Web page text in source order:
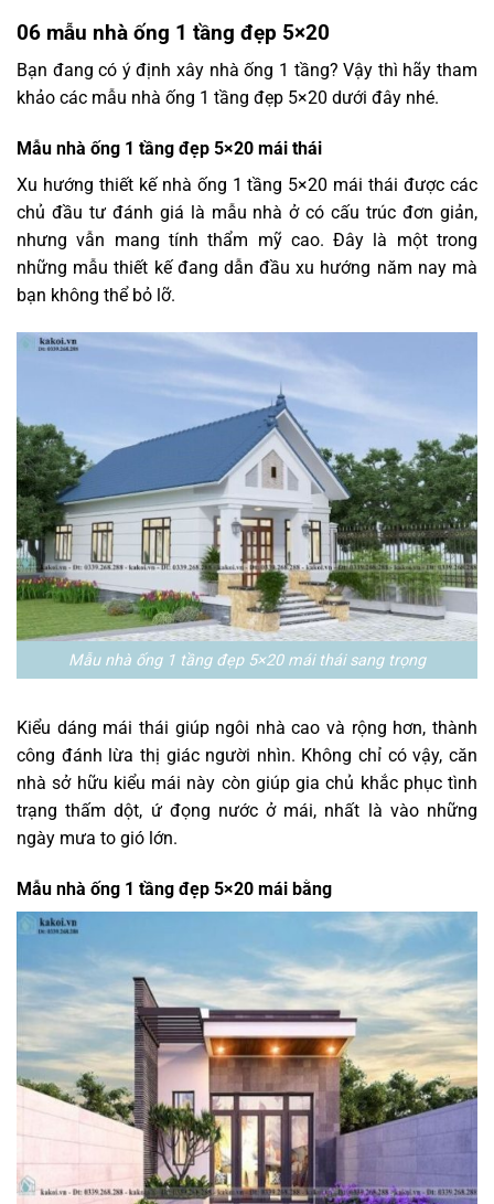
06 mẫu nhà ống 1 tầng đẹp 5×20
Bạn đang có ý định xây nhà ống 1 tầng? Vậy thì hãy tham
khảo các mẫu nhà ống 1 tầng đẹp 5×20 dưới đây nhé.
Mẫu nhà ống 1 tầng đẹp 5×20 mái thái
Xu hướng thiết kế nhà ống 1 tầng 5×20 mái thái được các
chủ đầu tư đánh giá là mẫu nhà ở có cấu trúc đơn giản,
nhưng vẫn mang tính thẩm mỹ cao. Đây là một trong
những mẫu thiết kế đang dẫn đầu xu hướng năm nay mà
bạn không thể bỏ lỡ.
Mẫu nhà ống 1 tầng đẹp 5×20 mái thái sang trọng
Kiểu dáng mái thái giúp ngôi nhà cao và rộng hơn, thành
công đánh lừa thị giác người nhìn. Không chỉ có vậy, căn
nhà sở hữu kiểu mái này còn giúp gia chủ khắc phục tình
trạng thấm dột, ứ đọng nước ở mái, nhất là vào những
ngày mưa to gió lớn.
Mẫu nhà ống 1 tầng đẹp 5×20 mái bằng